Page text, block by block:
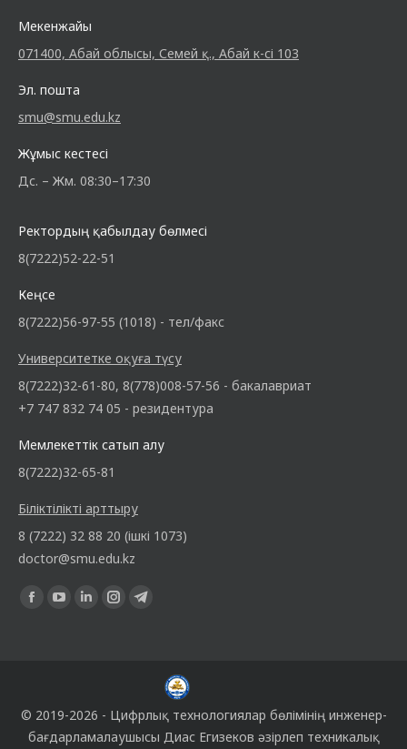
Мекенжайы
071400, Абай облысы, Семей қ., Абай к-сі 103
Эл. пошта
smu@smu.edu.kz
Жұмыс кестесі
Дс. – Жм. 08:30–17:30
Ректордың қабылдау бөлмесі
8(7222)52-22-51
Кеңсе
8(7222)56-97-55 (1018) - тел/факс
Университетке оқуға түсу
8(7222)32-61-80, 8(778)008-57-56 - бакалавриат
+7 747 832 74 05 - резидентура
Мемлекеттік сатып алу
8(7222)32-65-81
Біліктілікті арттыру
8 (7222) 32 88 20 (ішкі 1073)
doctor@smu.edu.kz
Find us on:
© 2019-2026 - Цифрлық технологиялар бөлімініңинженер-
бағдарламалаушысы Диас Егизеков әзірлеп техникалық